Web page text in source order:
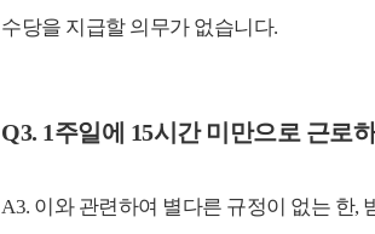
수당을 지급할 의무가 없습니다.
Q3. 1주일에 15시간 미만으로 근로
A3. 이와 관련하여 별다른 규정이 없는 한,